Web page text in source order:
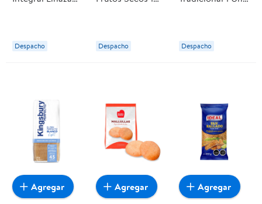
Despacho Despacho Despacho
Agregar Agregar Agregar